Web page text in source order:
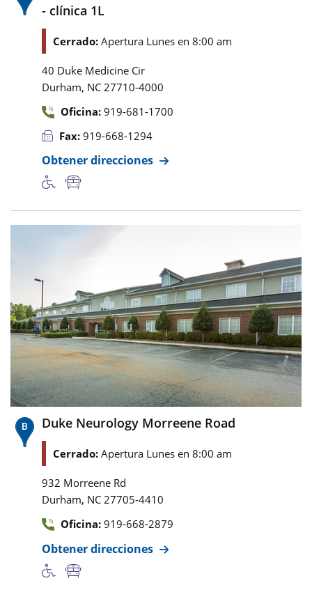
- clínica 1L
Cerrado: Apertura Lunes en 8:00 am
40 Duke Medicine Cir
Durham, NC 27710-4000
Oficina: 919-681-1700
Fax: 919-668-1294
Obtener direcciones
Duke Neurology Morreene Road
Cerrado: Apertura Lunes en 8:00 am
932 Morreene Rd
Durham, NC 27705-4410
Oficina: 919-668-2879
Obtener direcciones